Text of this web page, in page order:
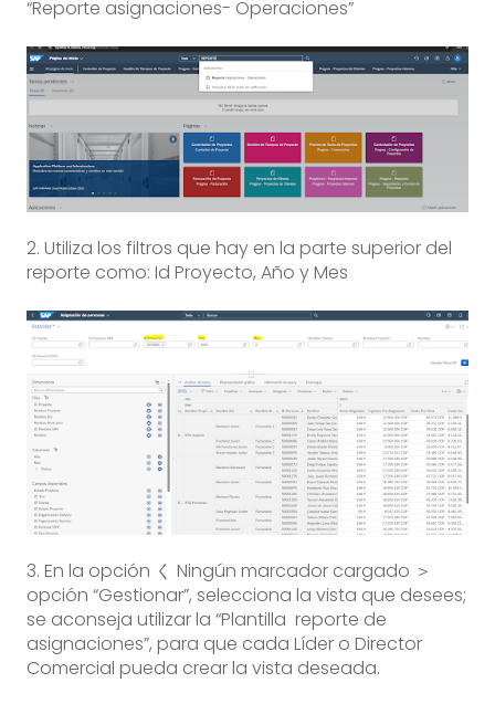
“Reporte asignaciones- Operaciones”
2. Utiliza los filtros que hay en la parte superior del
reporte como: Id Proyecto, Año y Mes
3. En la opción く Ningún marcador cargado ＞
opción “Gestionar”, selecciona la vista que desees;
se aconseja utilizar la “Plantilla reporte de
asignaciones”, para que cada Líder o Director
Comercial pueda crear la vista deseada.